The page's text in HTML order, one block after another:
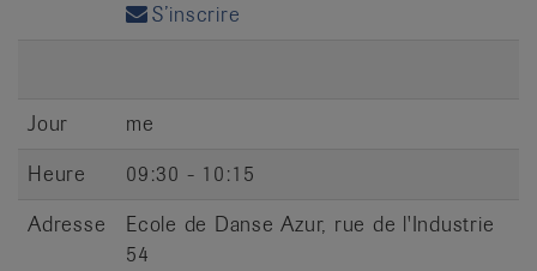
S’inscrire
Jour
me
Heure
09:30 - 10:15
Adresse
Ecole de Danse Azur, rue de l'Industrie
54